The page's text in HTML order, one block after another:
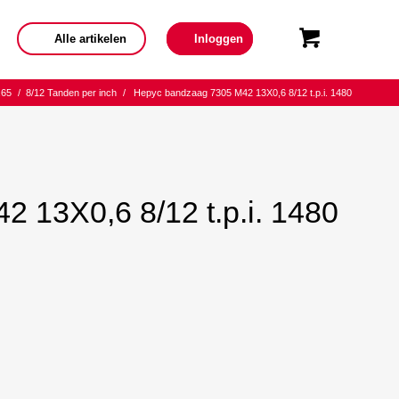
Alle artikelen Inloggen
/ 8/12 Tanden per inch / Hepyc bandzaag 7305 M42 13X0,6 8/12 t.p.i. 1480
13X0,6 8/12 t.p.i. 1480